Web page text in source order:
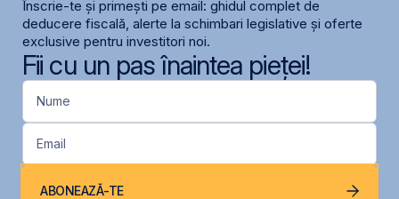
Înscrie-te și primești pe email: ghidul complet de
deducere fiscală, alerte la schimbari legislative și oferte
exclusive pentru investitori noi.
Fii cu un pas înaintea pieței!
Nume
Email
ABONEAZĂ-TE